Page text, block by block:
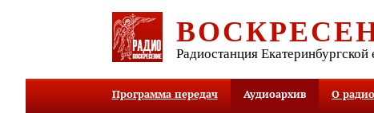
Радиостанция Екатеринбургской
Программа передач Аудиоархив О